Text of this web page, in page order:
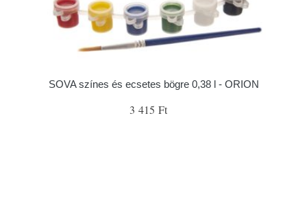
SOVA színes és ecsetes bögre 0,38 l - ORION
3 415 Ft